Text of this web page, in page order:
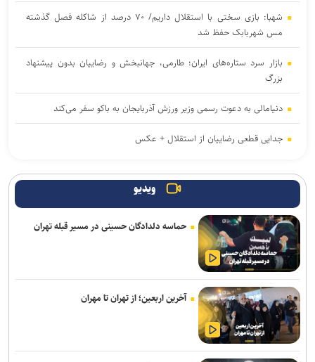
شهبا: بازی سختی با استقلال داریم/ ۷۰ درصد از شاکله فصل گذشته
مس شهربابک حفظ شد
بازار سرد ستاره‌های ایران؛ طارمی، جهانبخش و رضاییان بدون پیشنهاد
بزرگ
دنیامالی به دعوت رسمی وزیر ورزش آذربایجان به باکو سفر می‌کند
جدایی قطعی رضاییان از استقلال + عکس
ابهامات یک بیانیه؛ از پاسخ مبهم فیفا در مورد اندونگ تا استعلامِ آسانی
آخرین رنکینگ جهانی تیراندازان/ رستمیان در رده پنجم؛ گل خندان در
میان ۲۰ نفر برتر و صعود چشمگیر چهل امیرانی
استارت درمان نایب‌قهرمان المپیک و جهان برای شرکت در مسابقات
جهانی قزاقستان
ارائه خدمات رایگان مجموعه توچال به اصحاب رسانه
شکوری: امیدوارم برخلاف گذشته، بتوانیم در رده امید به موفقیت برسیم
ویدیو
حماسه دلدادگان حسینی در مسیر قبله تهران
آخرین اربعین؛ از تهران تا مهران